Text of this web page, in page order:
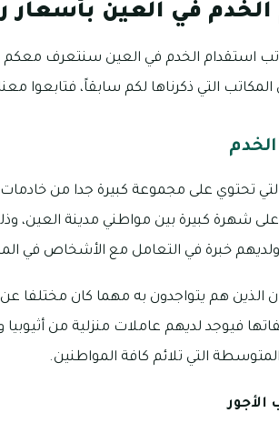
في العين بأسعار
استقدام الخدم في العين سنتعرف
التي ذكرناها لكم سابقاً، فتابعوا
تحتوي على مجموعة كبيرة جدا من
شهرة كبيرة بين مواطني مدينة العين،
خبرة في التعامل مع الأشخاص في
الذين هم يتواجدون به مهما كان مختلفا
فيوجد لديهم عاملات منزلية من أثيوبيا
التي تلائم كافة المواطنين.